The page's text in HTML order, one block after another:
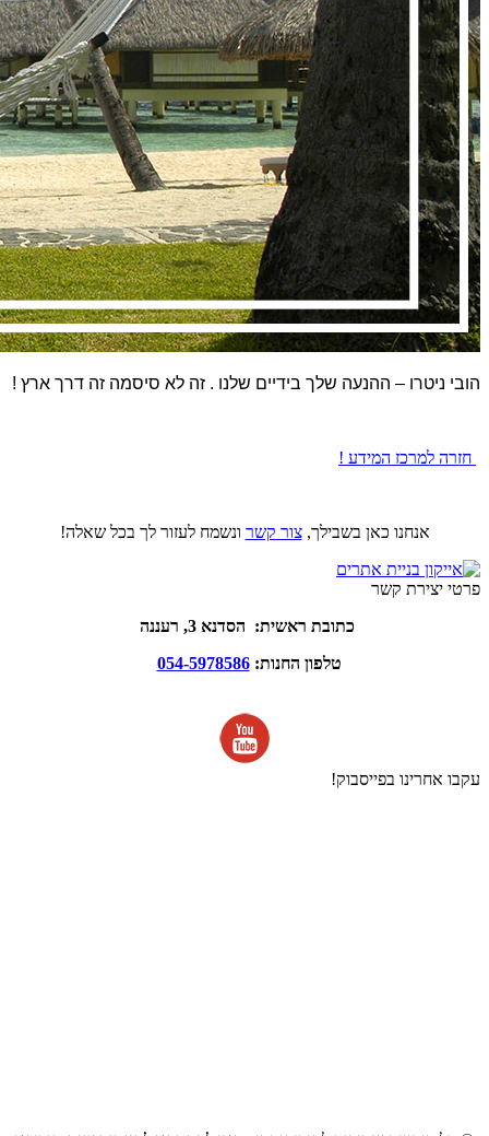
הובי ניטרו – ההנעה שלך בידיים שלנו . זה לא סיסמה זה דרך ארץ !
חזרה למרכז המידע !
אנחנו כאן בשבילך,צור קשר ונשמח לעזור לך בכל שאלה!
פרטי יצירת קשר
כתובת ראשית: הסדנא 3, רעננה
טלפון החנות:054-5978586
עקבו אחרינו בפייסבוק!